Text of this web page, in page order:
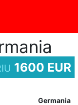
1600 EUR
Germania